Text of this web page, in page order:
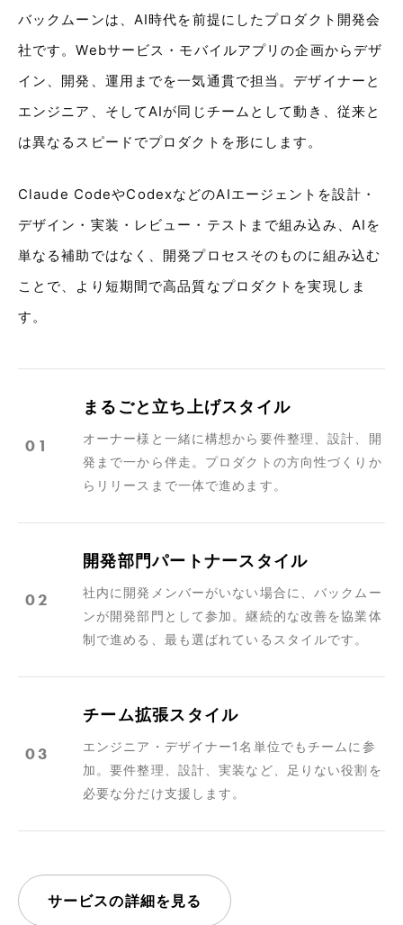
バックムーンは、AI時代を前提にしたプロダクト開発会
社です。Webサービス・モバイルアプリの企画からデザ
イン、開発、運用までを一気通貫で担当。デザイナーと
エンジニア、そしてAIが同じチームとして動き、従来と
は異なるスピードでプロダクトを形にします。
Claude CodeやCodexなどのAIエージェントを設計・
デザイン・実装・レビュー・テストまで組み込み、AIを
単なる補助ではなく、開発プロセスそのものに組み込む
ことで、より短期間で高品質なプロダクトを実現しま
す。
01
まるごと立ち上げスタイル
オーナー様と一緒に構想から要件整理、設計、開
発まで一から伴走。プロダクトの方向性づくりか
らリリースまで一体で進めます。
02
開発部門パートナースタイル
社内に開発メンバーがいない場合に、バックムー
ンが開発部門として参加。継続的な改善を協業体
制で進める、最も選ばれているスタイルです。
03
チーム拡張スタイル
エンジニア・デザイナー1名単位でもチームに参
加。要件整理、設計、実装など、足りない役割を
必要な分だけ支援します。
サービスの詳細を見る